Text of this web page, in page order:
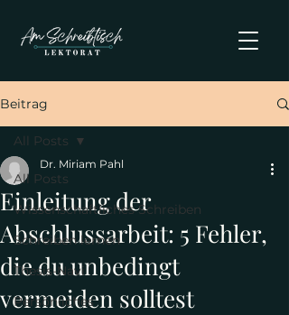
Beitrag
All Posts
Wissenschaftliches Schreiben
Schreiben lernen
Thesis-Navi
Persönliches
All Posts
Einleitung der
Abschlussarbeit: 5 Fehler,
die du unbedingt
vermeiden solltest
Dr. Miriam Pahl